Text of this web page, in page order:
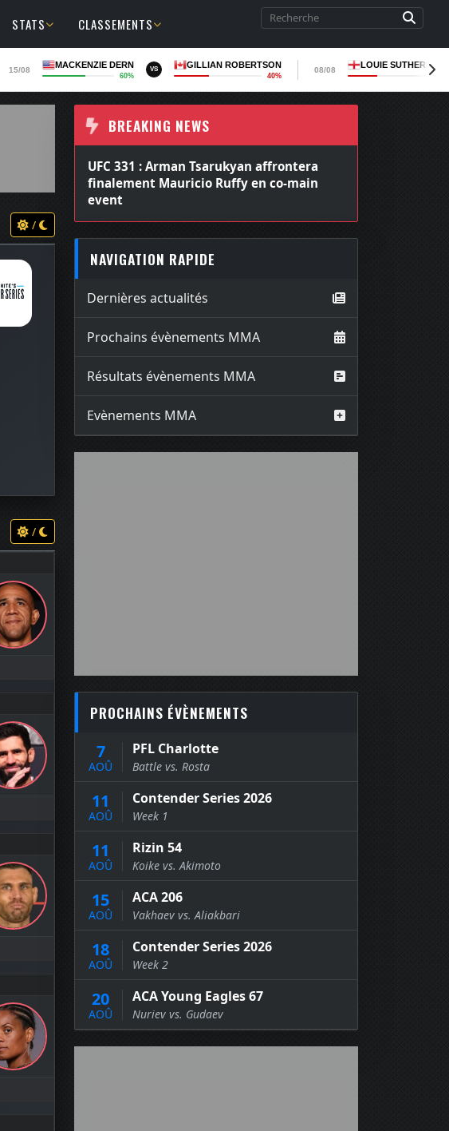
STATS CLASSEMENTS
15/08
MACKENZIE DERN
60%
VS GILLIAN ROBERTSON
40%
08/08
LOUIE
/
/
BREAKING NEWS
UFC 331 : Arman Tsarukyan affrontera
finalement Mauricio Ruffy en co-main
event
NAVIGATION RAPIDE
Dernières actualités
Prochains évènements MMA
Résultats évènements MMA
Evènements MMA
PROCHAINS ÉVÈNEMENTS
7
AOÛ
PFL Charlotte
Battle vs. Rosta
11
AOÛ
Contender Series 2026
Week 1
11
AOÛ
Rizin 54
Koike vs. Akimoto
15
AOÛ
ACA 206
Vakhaev vs. Aliakbari
18
AOÛ
Contender Series 2026
Week 2
20
AOÛ
ACA Young Eagles 67
Nuriev vs. Gudaev